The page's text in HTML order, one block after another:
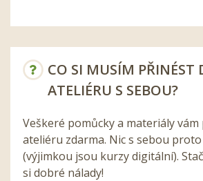
CO SI MUSÍM PŘINÉST
ATELIÉRU S SEBOU?
Veškeré pomůcky a materiály
ateliéru zdarma. Nic s sebou
(výjimkou jsou kurzy digitální).
si dobré nálady!